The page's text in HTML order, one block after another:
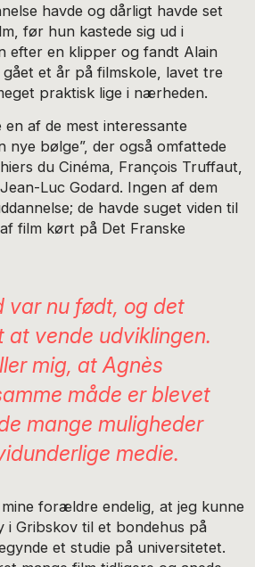
havde og dårligt havde set
før hun kastede sig ud i
efter en klipper og fandt Alain
gået et år på filmskole, lavet tre
praktisk lige i nærheden.
en af de mest interessante
nye bølge”, der også omfattede
du Cinéma, François Truffaut,
Luc Godard. Ingen af dem
de havde suget viden til
film kørt på Det Franske
var nu født, og det
at vende udviklingen.
mig, at Agnès
måde er blevet
mange muligheder
medie.
forældre endelig, at jeg kunne
i Gribskov til et bondehus på
et studie på universitetet.